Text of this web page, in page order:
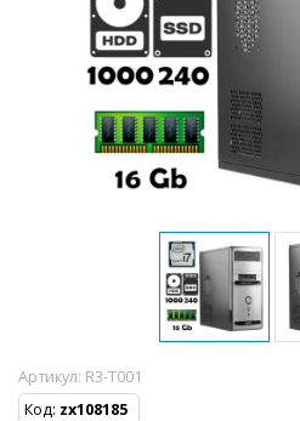
Артикул: R3-T001
Код: zx108185